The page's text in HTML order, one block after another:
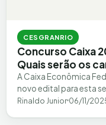
CESGRANRIO
Concurso Caixa
Quais serão os
A Caixa Econômica
novo edital para esta
que será organizado…
Rinaldo Junior 06/11/